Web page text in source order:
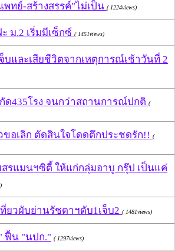
พทย์-สร้างสรรค์"ไม่เป็น ( 1224views)
ม.2 เริ่มมีเซ็กซ์ ( 1451views)
บและเสียชีวิตจากเหตุการณ์เช้าวันที่ 2
ด435โรง จนกว่าสถานการณ์ปกติ (
อเลิก ตัดสินใจโดดตึกประชดรัก!! (
รแมนฯซิตี้ ให้แก่กลุ่มอาบู กรุ๊ป เป็นแค่
ยวผับย่านรัชดาฯดับ1เจ็บ2 ( 1481views)
ฟื้น "นปก." ( 1297views)